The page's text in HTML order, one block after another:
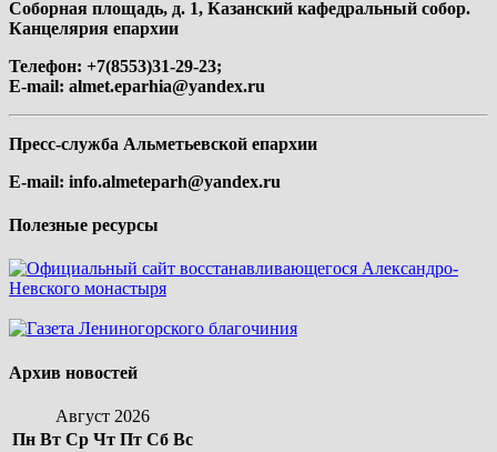
Соборная площадь, д. 1, Казанский кафедральный собор.
Канцелярия епархии
Телефон: +7(8553)31-29-23;
E-mail: almet.eparhia@yandex.ru
Пресс-служба Альметьевской епархии
E-mail: info.almeteparh@yandex.ru
Полезные ресурсы
Архив новостей
Август 2026
Пн Вт Ср Чт Пт Сб Вс